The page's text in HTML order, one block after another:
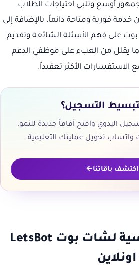
أوسع وتلبي احتياجات الطلاب
فورية ومتاحة دائماً. بالإضافة إلى
على فهم الأسئلة الشائعة وتقديم
يقلل من العبء على موظفي الدعم
الاستفسارات الأكثر تعقيداً.
التسجيل؟
اليدوي وافتح آفاقاً جديدة للنمو.
تحويل عمليتك التعليمية.
اكتشف باقاتنا
المميزات الرئيسية لشات بوت LetsBot